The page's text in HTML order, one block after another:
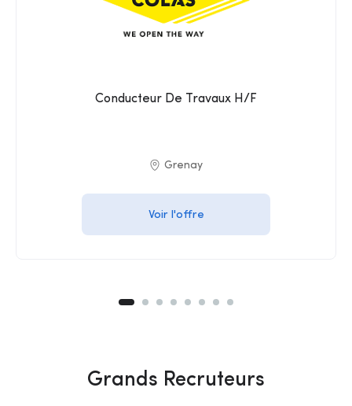
Conducteur De Travaux H/f
Grenay
Voir l'offre
Grands Recruteurs